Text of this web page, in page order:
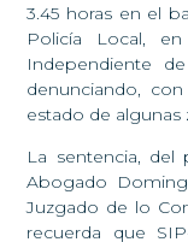
3.45 horas en el
Policía Local,
Independiente
denunciando,
estado de algunas
La sentencia,
Abogado
Juzgado de lo
recuerda que